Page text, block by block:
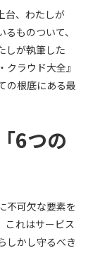
台、わたしが
るものついて、
しが執筆した
クラウド大全』
の根底にある最
6つの
不可欠な要素を
これはサービス
しかし守るべき